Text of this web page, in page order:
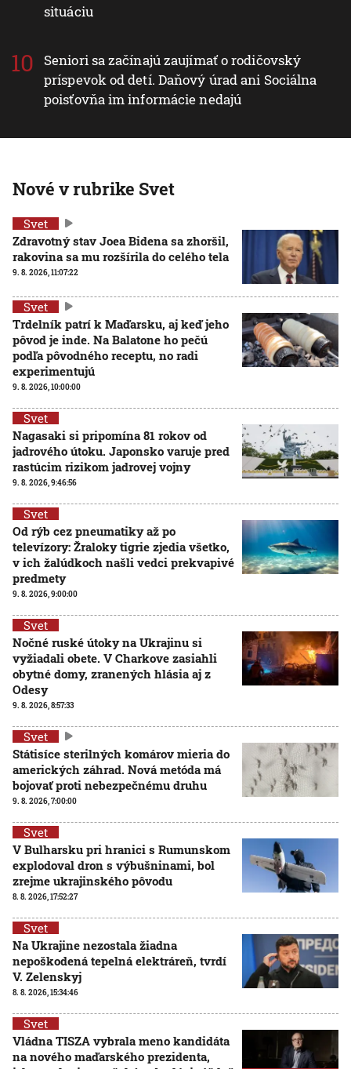
situáciu
Seniori sa začínajú zaujímať o rodičovský
príspevok od detí. Daňový úrad ani Sociálna
poisťovňa im informácie nedajú
Nové v rubrike Svet
Svet
Zdravotný stav Joea Bidena sa zhoršil,
rakovina sa mu rozšírila do celého tela
9. 8. 2026, 11:07:22
Svet
Trdelník patrí k Maďarsku, aj keď jeho
pôvod je inde. Na Balatone ho pečú
podľa pôvodného receptu, no radi
experimentujú
9. 8. 2026, 10:00:00
Svet
Nagasaki si pripomína 81 rokov od
jadrového útoku. Japonsko varuje pred
rastúcim rizikom jadrovej vojny
9. 8. 2026, 9:46:56
Svet
Od rýb cez pneumatiky až po
televízory: Žraloky tigrie zjedia všetko,
v ich žalúdkoch našli vedci prekvapivé
predmety
9. 8. 2026, 9:00:00
Svet
Nočné ruské útoky na Ukrajinu si
vyžiadali obete. V Charkove zasiahli
obytné domy, zranených hlásia aj z
Odesy
9. 8. 2026, 8:57:33
Svet
Státisíce sterilných komárov mieria do
amerických záhrad. Nová metóda má
bojovať proti nebezpečnému druhu
9. 8. 2026, 7:00:00
Svet
V Bulharsku pri hranici s Rumunskom
explodoval dron s výbušninami, bol
zrejme ukrajinského pôvodu
8. 8. 2026, 17:52:27
Svet
Na Ukrajine nezostala žiadna
nepoškodená tepelná elektráreň, tvrdí
V. Zelenskyj
8. 8. 2026, 15:34:46
Svet
Vládna TISZA vybrala meno kandidáta
na nového maďarského prezidenta,